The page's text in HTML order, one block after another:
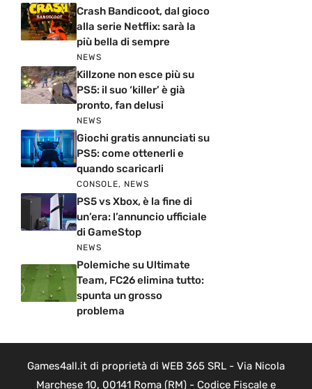
Crash Bandicoot, dal gioco
alla serie Netflix: sarà la
più bella di sempre
NEWS
Killzone non esce più su
PS5: il suo ‘killer’ è già
pronto, fan delusi
NEWS
Giochi gratis annunciati su
PS5: come ottenerli e
quando scaricarli
CONSOLE, NEWS
PS5 vs Xbox, è la fine di
un’era: l’annuncio ufficiale
di GameStop
NEWS
Polemiche su Ultimate
Team, FC26 elimina tutto:
spunta un grosso
problema
Games4all.it di proprietà di WEB 365 SRL - Via Nicola
Marchese 10, 00141 Roma (RM) - Codice Fiscale e